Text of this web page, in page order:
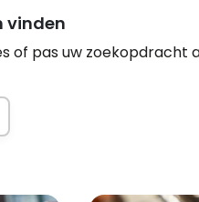
vinden
of pas uw zoekopdracht